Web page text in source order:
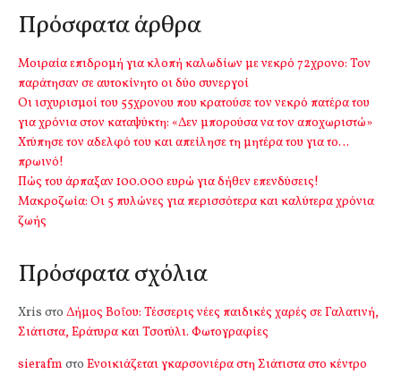
Πρόσφατα άρθρα
Μοιραία επιδρομή για κλοπή καλωδίων με νεκρό 72χρονο: Τον
παράτησαν σε αυτοκίνητο οι δύο συνεργοί
Οι ισχυρισμοί του 55χρονου που κρατούσε τον νεκρό πατέρα του
για χρόνια στον καταψύκτη: «Δεν μπορούσα να τον αποχωριστώ»
Χτύπησε τον αδελφό του και απείλησε τη μητέρα του για το…
πρωινό!
Πώς του άρπαξαν 100.000 ευρώ για δήθεν επενδύσεις!
Mακροζωία: Οι 5 πυλώνες για περισσότερα και καλύτερα χρόνια
ζωής
Πρόσφατα σχόλια
Xris στο Δήμος Βοΐου: Τέσσερις νέες παιδικές χαρές σε Γαλατινή,
Σιάτιστα, Εράτυρα και Τσοτύλι. Φωτογραφίες
sierafm στο Ενοικιάζεται γκαρσονιέρα στη Σιάτιστα στο κέντρο